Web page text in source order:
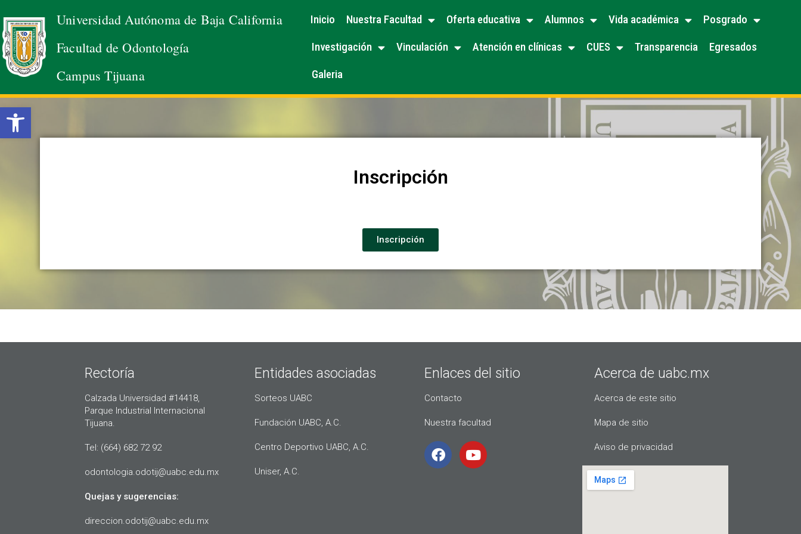
Abrir barra de herramientas
Saltar
al
contenido
Universidad Autónoma de Baja California
Facultad de Odontología
Campus Tijuana
Inicio Nuestra Facultad Oferta educativa Alumnos Vida académica
Posgrado
Investigación
Vinculación Atención en clínicas CUES Transparencia
Egresados
Galeria
Inscripción
Inscripción
Rectoría
Calzada Universidad #14418,
Parque Industrial Internacional
Tijuana.
Tel: (664) 682 72 92
odontologia.odotij@uabc.edu.mx
Quejas y sugerencias:
direccion.odotij@uabc.edu.mx
Entidades asociadas
Sorteos UABC
Fundación UABC, A.C.
Centro Deportivo UABC, A.C.
Uniser, A.C.
Enlaces del sitio
Contacto
Nuestra facultad
Acerca de uabc.mx
Acerca de este sitio
Mapa de sitio
Aviso de privacidad